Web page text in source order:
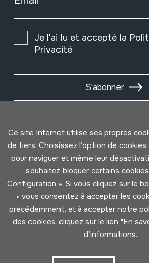
Je l'ai lu et accepté la
Privacité
S'abonner
Conditions d'Utilisation
Cookies politique
Développé par Lotura
Ce site Internet utilise ses propres
de tiers. Choisissez l’option de
pour naviguer et même leur
souhaitez bloquer certains
Configuration ». Si vous cliquez sur le
» vous consentez à accepter les
précédemment, et à accepter notre
des cookies, cliquez sur le lien "En
d’informations.